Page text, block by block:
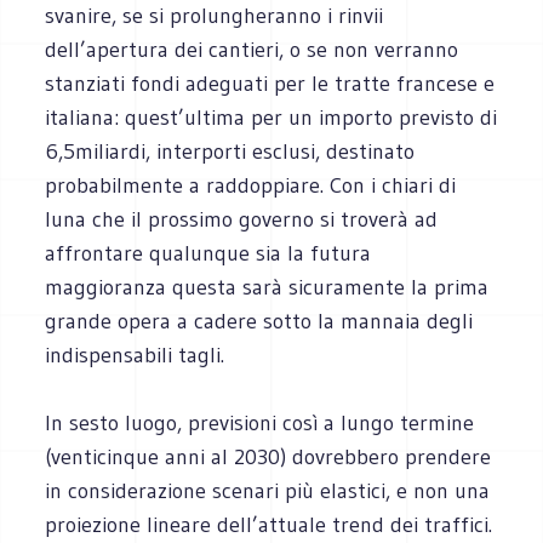
svanire, se si prolungheranno i rinvii
dell’apertura dei cantieri, o se non verranno
stanziati fondi adeguati per le tratte francese e
italiana: quest’ultima per un importo previsto di
6,5miliardi, interporti esclusi, destinato
probabilmente a raddoppiare. Con i chiari di
luna che il prossimo governo si troverà ad
affrontare qualunque sia la futura
maggioranza questa sarà sicuramente la prima
grande opera a cadere sotto la mannaia degli
indispensabili tagli.
In sesto luogo, previsioni così a lungo termine
(venticinque anni al 2030) dovrebbero prendere
in considerazione scenari più elastici, e non una
proiezione lineare dell’attuale trend dei traffici.